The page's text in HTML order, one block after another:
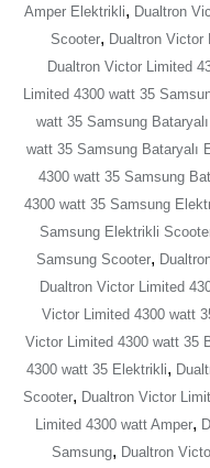
Amper Elektrikli, Dualtron
Scooter, Dualtron Victor
Dualtron Victor Limited
Limited 4300 watt 35
watt 35 Samsung
watt 35 Samsung Bataryalı
4300 watt 35 Samsung
4300 watt 35 Samsung
Samsung Elektrikli
Samsung Scooter,
Dualtron Victor Limited
Victor Limited 4300 watt
Victor Limited 4300 watt 35
4300 watt 35 Elektrikli,
Scooter, Dualtron Victor
Limited 4300 watt Amper,
Samsung, Dualtron